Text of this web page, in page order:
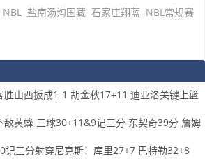
NBL 盐南汤沟国藏 石家庄翔蓝 NBL常规赛
山西扳成1-1 胡金秋17+11 迪亚洛关键上篮
黄蜂 三球30+11&9记三分 东契奇39分 詹姆
记三分射穿尼克斯！库里27+7 巴特勒32+8